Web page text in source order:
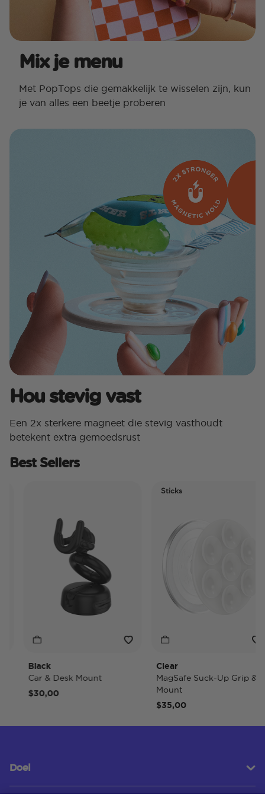
Mix je menu
Met PopTops die gemakkelijk te wisselen zijn, kun
je van alles een beetje proberen
Hou stevig vast
Een 2x sterkere magneet die stevig vasthoudt
betekent extra gemoedsrust
Best Sellers
Black
Car & Desk Mount
$30,00
Sticks
Clear
MagSafe Suck-Up Grip &
Mount
$35,00
Doel